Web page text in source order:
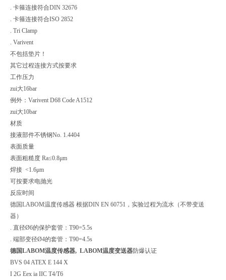
. 卡箍连接符合DIN 32676
. 卡箍连接符合ISO 2852
. Tri Clamp
. Varivent
不包括垫片！
其它过程连接方式按要求
工作压力
zui大16bar
例外：Varivent D68 Code A1512
zui大10bar
材质
接液部件不锈钢No. 1.4404
表面质量
表面粗糙度 Ra≤0.8μm
焊接 <1.6μm
可按要求电抛光
反应时间
德国LABOM温度传感器 根据DIN EN 60751，实验过程为流水（不带变送
器）
. 直径Ø6的保护套管：T90=5.5s
. 端部变径Ø4的套管：T90=4.5s
德国LABOM温度传感器, LABOM温度变送器防爆认证
BVS 04 ATEX E 144 X
I 2G Eex ia IIC T4/T6